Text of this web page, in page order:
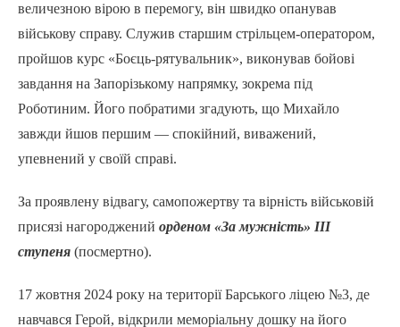
величезною вірою в перемогу, він швидко опанував
військову справу. Служив старшим стрільцем-оператором,
пройшов курс «Боєць-рятувальник», виконував бойові
завдання на Запорізькому напрямку, зокрема під
Роботиним. Його побратими згадують, що Михайло
завжди йшов першим — спокійний, виважений,
упевнений у своїй справі.
За проявлену відвагу, самопожертву та вірність військовій
присязі нагороджений орденом «За мужність» ІІІ
ступеня (посмертно).
17 жовтня 2024 року на території Барського ліцею №3, де
навчався Герой, відкрили меморіальну дошку на його